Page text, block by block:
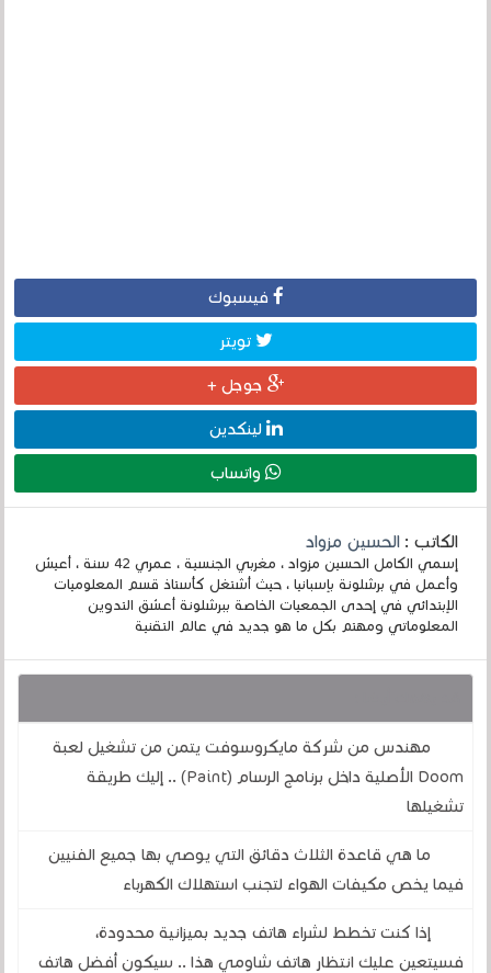
فيسبوك
تويتر
جوجل +
لينكدين
واتساب
الكاتب :الحسين مزواد
إسمي الكامل الحسين مزواد ، مغربي الجنسية ، عمري 42 سنة ، أعيش
وأعمل في برشلونة بإسبانيا ، حيث أشتغل كأستاذ قسم المعلوميات
الإبتدائي في إحدى الجمعيات الخاصة ببرشلونة أعشق التدوين
المعلوماتي ومهتم بكل ما هو جديد في عالم التقنية
مهندس من شركة مايكروسوفت يتمن من تشغيل لعبة
Doom الأصلية داخل برنامج الرسام (Paint) .. إليك طريقة
تشغيلها
ما هي قاعدة الثلاث دقائق التي يوصي بها جميع الفنيين
فيما يخص مكيفات الهواء لتجنب استهلاك الكهرباء
إذا كنت تخطط لشراء هاتف جديد بميزانية محدودة،
فسيتعين عليك انتظار هاتف شاومي هذا .. سيكون أفضل هاتف